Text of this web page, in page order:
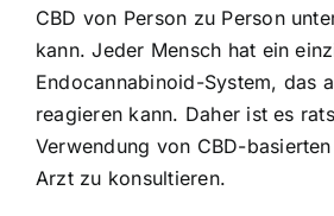
CBD von Person zu Person
kann. Jeder Mensch hat ein
Endocannabinoid-System, das
reagieren kann. Daher ist es
Verwendung von CBD-
Arzt zu konsultieren.